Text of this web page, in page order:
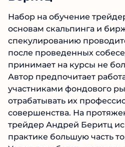
Набор на обучение
основам скальпинга и
спекулированию
после проведенных
Спекулянт принимает на
студентов. Автор
опытными участниками
чтобы отрабатывать их
навыки до совершенства.
всей карьеры трейдер
испробовал на практике
торговых подходов. Успел